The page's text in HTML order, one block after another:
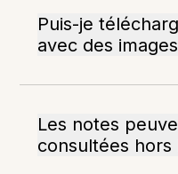
Puis-je
avec des
Les notes
consultées hors